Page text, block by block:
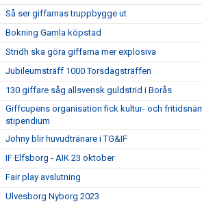
Så ser giffarnas truppbygge ut
Bokning Gamla köpstad
Stridh ska göra giffarna mer explosiva
Jubileumsträff 1000 Torsdagsträffen
130 giffare såg allsvensk guldstrid i Borås
Giffcupens organisation fick kultur- och
stipendium
Johny blir huvudtränare i TG&IF
IF Elfsborg - AIK 23 oktober
Fair play avslutning
Ulvesborg Nyborg 2023